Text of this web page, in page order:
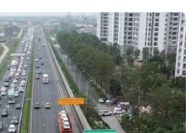
thành phố cảng Port
không người lái
- nơi đặt trụ sở chính
của nhiều tổ chức Liên